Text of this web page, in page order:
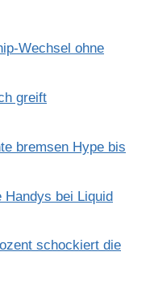
Wechsel ohne
greift
bremsen Hype bis
Handys bei Liquid
schockiert die